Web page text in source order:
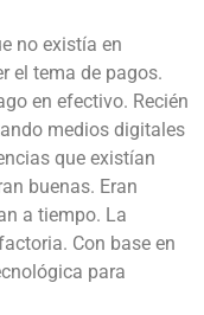
no existía en
el tema de pagos.
en efectivo. Recién
medios digitales
que existían
buenas. Eran
a tiempo. La
Con base en
para